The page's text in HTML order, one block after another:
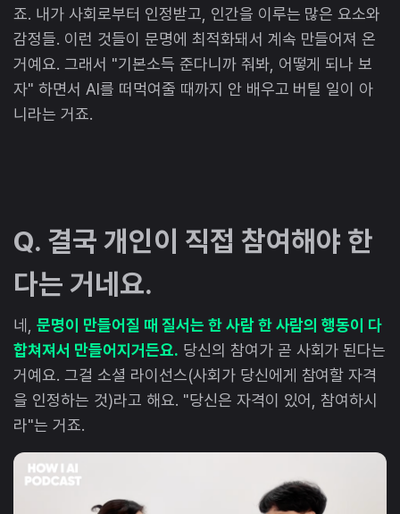
죠. 내가 사회로부터 인정받고, 인간을 이루는 많은 요소와
감정들. 이런 것들이 문명에 최적화돼서 계속 만들어져 온
거예요. 그래서 "기본소득 준다니까 줘봐, 어떻게 되나 보
자" 하면서 AI를 떠먹여줄 때까지 안 배우고 버틸 일이 아
니라는 거죠.
Q. 결국 개인이 직접 참여해야 한
다는 거네요.
네, 문명이 만들어질 때 질서는 한 사람 한 사람의 행동이 다
합쳐져서 만들어지거든요. 당신의 참여가 곧 사회가 된다는
거예요. 그걸 소셜 라이선스(사회가 당신에게 참여할 자격
을 인정하는 것)라고 해요. "당신은 자격이 있어, 참여하시
라"는 거죠.